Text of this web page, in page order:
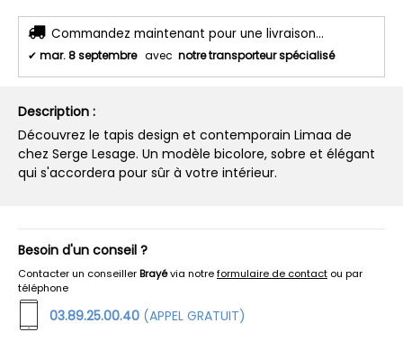
Commandez maintenant pour une livraison...
✔ mar. 8 septembre avec notre transporteur spécialisé
Description :
Découvrez le tapis design et contemporain Limaa de
chez Serge Lesage. Un modèle bicolore, sobre et élégant
qui s'accordera pour sûr à votre intérieur.
Besoin d'un conseil ?
Contacter un conseillerBrayévia notreformulaire de contact ou par
téléphone
03.89.25.00.40 (APPEL GRATUIT)